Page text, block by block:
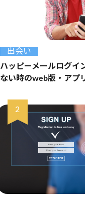
出会い
ハッピーメールログイ
ない時のweb版・アプ